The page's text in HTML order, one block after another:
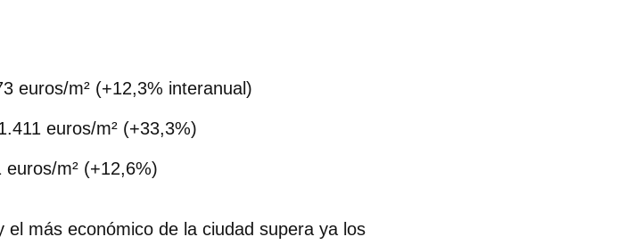
euros/m² (+12,3% interanual)
euros/m² (+33,3%)
euros/m² (+12,6%)
más económico de la ciudad supera ya los